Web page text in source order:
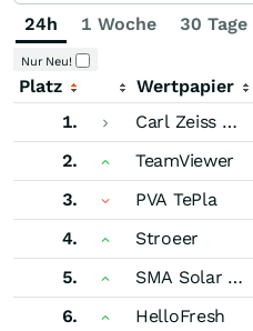
24h
1 Woche 30 Tage
Nur Neu!
Platz Wertpapier
1.
Carl Zeiss Meditec
2.
TeamViewer
3.
PVA TePla
4.
Stroeer
5.
SMA Solar Technology
6.
HelloFresh